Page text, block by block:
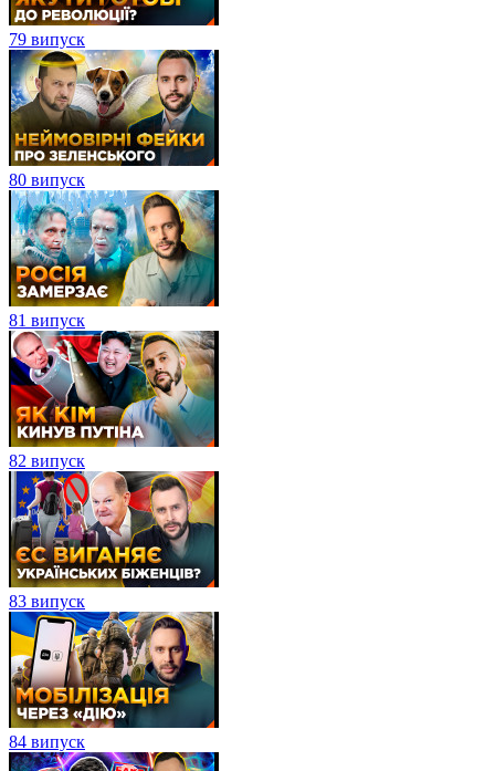
79 випуск
80 випуск
81 випуск
82 випуск
83 випуск
84 випуск